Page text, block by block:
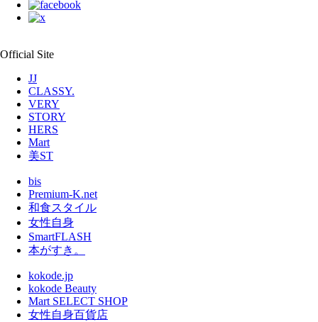
Official Site
JJ
CLASSY.
VERY
STORY
HERS
Mart
美ST
bis
Premium-K.net
和食スタイル
女性自身
SmartFLASH
本がすき。
kokode.jp
kokode Beauty
Mart SELECT SHOP
女性自身百貨店